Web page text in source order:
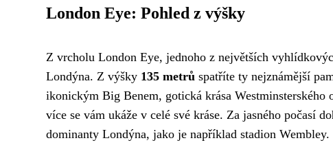
London Eye: Pohled z výšky
Z vrcholu London Eye, jednoho z největších
Londýna. Z výšky 135 metrů spatříte ty nejznámější
ikonickým Big Benem, gotická krása
více se vám ukáže v celé své kráse. Za jasného počasí
dominanty Londýna, jako je například stadion Wembley.